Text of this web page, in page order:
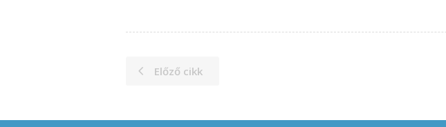
Előző cikk